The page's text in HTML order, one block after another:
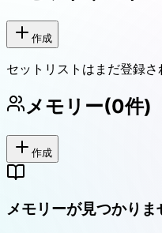
作成
セットリストはまだ登録
メモリー(0件)
作成
メモリーが見つかりま